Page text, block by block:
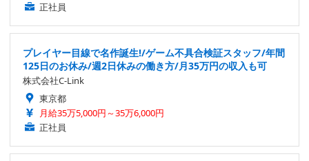
正社員
プレイヤー目線で名作誕生!/ゲーム不具合検証スタッフ/年間
125日のお休み/週2日休みの働き方/月35万円の収入も可
株式会社C-Link
東京都
月給35万5,000円～35万6,000円
正社員